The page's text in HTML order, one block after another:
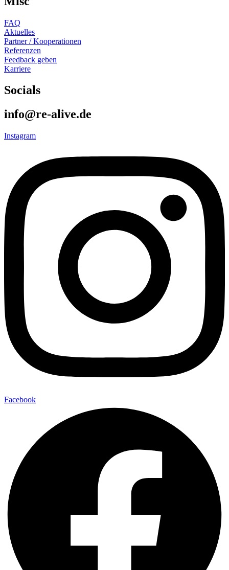
FAQ
Aktuelles
Partner / Kooperationen
Referenzen
Feedback geben
Karriere
Socials
info@re-alive.de
Instagram
Facebook